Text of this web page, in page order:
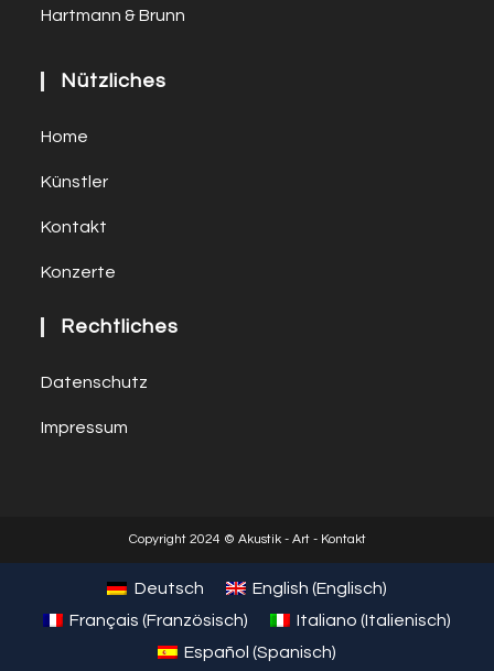
Hartmann & Brunn
Nützliches
Home
Künstler
Kontakt
Konzerte
Rechtliches
Datenschutz
Impressum
Copyright 2024 © Akustik - Art - Kontakt
Deutsch English (Englisch)
Français (Französisch) Italiano (Italienisch)
Español (Spanisch)